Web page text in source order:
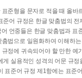
준형을 문자로 적을 때 올바
준어 규정은 한글 맞춤법의 전
언중들은 한글 맞춤법과 표
법으로 일원화하여 이해하
정에 귀속되어야 할 만한 예
게 실용적인 성격의 어문 규정
표준어 규정 제1항에는 표준